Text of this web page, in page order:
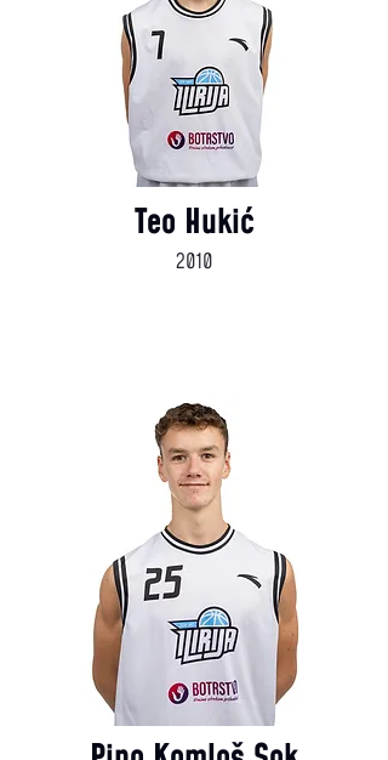
Teo Hukić
2010